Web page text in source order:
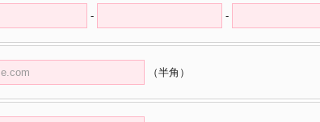
- -
（半角）